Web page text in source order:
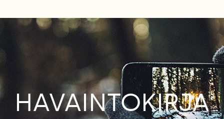
HAVAINTOKIRJA